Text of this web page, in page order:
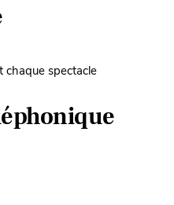
spectacle